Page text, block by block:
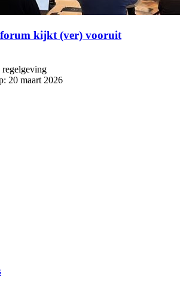
kijkt (ver) vooruit
regelgeving
20 maart 2026